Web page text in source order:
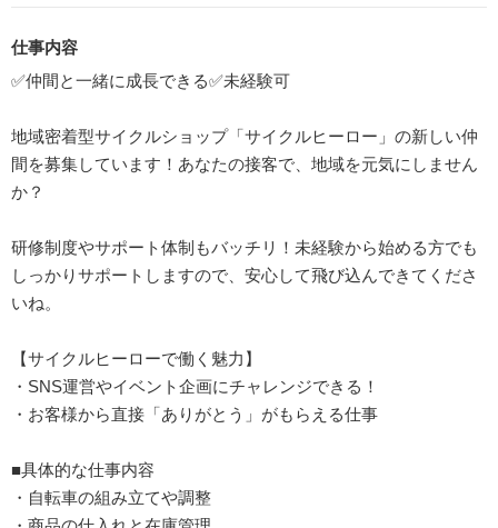
仕事内容
✅仲間と一緒に成長できる✅未経験可
地域密着型サイクルショップ「サイクルヒーロー」の新しい仲
間を募集しています！あなたの接客で、地域を元気にしません
か？
研修制度やサポート体制もバッチリ！未経験から始める方でも
しっかりサポートしますので、安心して飛び込んできてくださ
いね。
【サイクルヒーローで働く魅力】
・SNS運営やイベント企画にチャレンジできる！
・お客様から直接「ありがとう」がもらえる仕事
■具体的な仕事内容
・自転車の組み立てや調整